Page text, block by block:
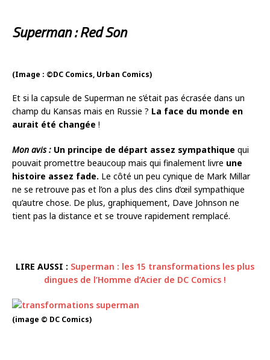
Superman : Red Son
(Image : ©DC Comics, Urban Comics)
Et si la capsule de Superman ne s’était pas écrasée dans un
champ du Kansas mais en Russie ? La face du monde en
aurait été changée !
Mon avis : Un principe de départ assez sympathique qui
pouvait promettre beaucoup mais qui finalement livre une
histoire assez fade. Le côté un peu cynique de Mark Millar
ne se retrouve pas et l’on a plus des clins d’œil sympathique
qu’autre chose. De plus, graphiquement, Dave Johnson ne
tient pas la distance et se trouve rapidement remplacé.
LIRE AUSSI : Superman : les 15 transformations les plus
dingues de l’Homme d’Acier de DC Comics !
(image © DC Comics)